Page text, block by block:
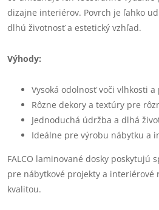
dizajne interiérov. Povrch je ľahko
dlhú životnosť a estetický vzhľad.
Výhody:
Vysoká odolnosť voči vlhkosti a
Rôzne dekory a textúry pre
Jednoduchá údržba a dlhá
Ideálne pre výrobu nábytku a
FALCO laminované dosky poskytujú
pre nábytkové projekty a interiérové
kvalitou.